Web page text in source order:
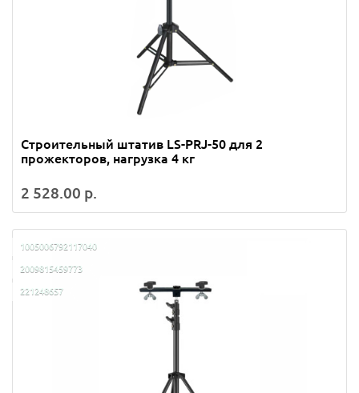
Строительный штатив LS-PRJ-50 для 2
прожекторов, нагрузка 4 кг
2 528.00 р.
1005006792117040
2009815459773
221248657